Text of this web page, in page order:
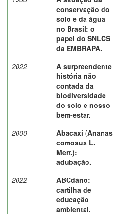
conservação do
solo e da água
no Brasil: o
papel do SNLCS
da EMBRAPA.
2022
A surpreendente
história não
contada da
biodiversidade
do solo e nosso
bem-estar.
2000
Abacaxi (Ananas
comosus L.
Merr.):
adubação.
2022
ABCdário:
cartilha de
educação
ambiental.